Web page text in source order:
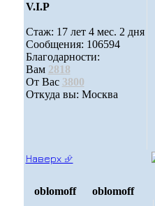
V.I.Р
Стаж: 17 лет 4 мес. 2 дня
Сообщения: 106594
Благодарности:
Вам 2818
От Вас 3800
Откуда вы: Москва
Наверх ⮵
oblomoff oblomoff